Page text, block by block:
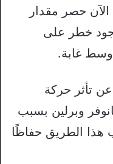
الآن حصر مقدار
خطر على
غابة.
تأثر حركة
وبرلين بسبب
هذا الطريق حفاظًا